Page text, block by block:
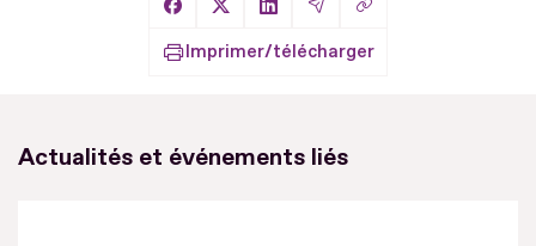
Partager sur Facebook
Partager sur X
Partager sur LinkedIn
Partager par Email
Copier le lien
Imprimer/télécharger
Actualités et événements liés